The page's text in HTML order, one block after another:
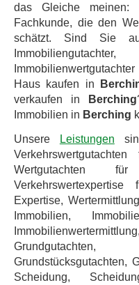
das Gleiche meinen:
Fachkunde, die den
schätzt. Sind Sie
Immobiliengutachter,
Haus kaufen in
verkaufen in
Berching
Immobilien in Berching
Unsere Leistungen
Wertgutachten
Expertise,
Immobilien,
Grundstücksgutachten,
Scheidung,